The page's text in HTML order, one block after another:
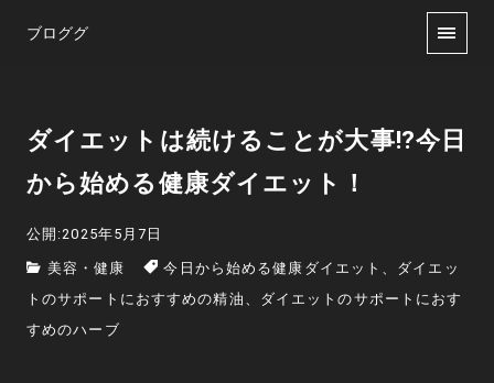
ブロググ
ダイエットは続けることが大事⁉今日
から始める健康ダイエット！
公開:2025年5月7日
美容・健康
今日から始める健康ダイエット、ダイエッ
トのサポートにおすすめの精油、ダイエットのサポートにおす
すめのハーブ